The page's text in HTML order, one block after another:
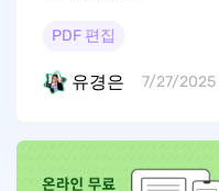
PDF 편집
유경은 7/27/2025